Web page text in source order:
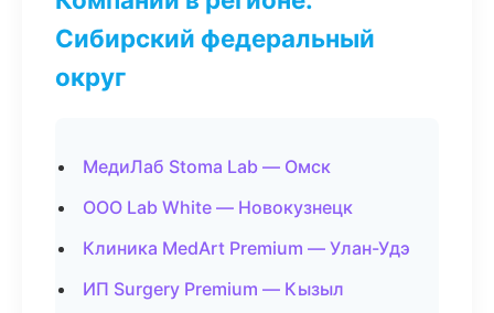
Сибирский федеральный
округ
МедиЛаб Stoma Lab — Омск
ООО Lab White — Новокузнецк
Клиника MedArt Premium — Улан-Удэ
ИП Surgery Premium — Кызыл